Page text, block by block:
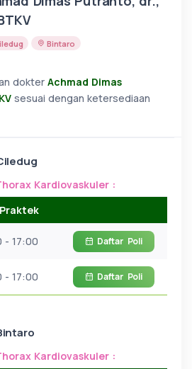
Bintaro
dokter Achmad Dimas
sesuai dengan ketersediaan
Kardiovaskuler :
- 17:00 Daftar Poli
- 17:00 Daftar Poli
Kardiovaskuler :